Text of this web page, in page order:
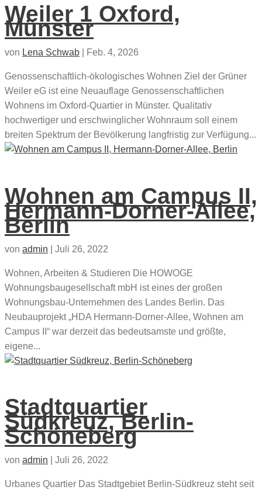
Weiler 1 Oxford,
Münster
von Lena Schwab Feb. 4, 2026
Genossenschaftlich-ökologisches Wohnen Ziel der Grüner
Weiler eG ist eine Neuauflage Genossenschaftlichen
Wohnens im Oxford-Quartier in Münster. Qualitativ
hochwertiger und erschwinglicher Wohnraum soll einem
breiten Spektrum der Bevölkerung langfristig zur Verfügung...
Wohnen am Campus II,
Hermann-Dorner-Allee,
Berlin
von admin Juli 26, 2022
Wohnen, Arbeiten & Studieren Die HOWOGE
Wohnungsbaugesellschaft mbH ist eines der großen
Wohnungsbau-Unternehmen des Landes Berlin. Das
Neubauprojekt „HDA Hermann-Dorner-Allee, Wohnen am
Campus II“ war derzeit das bedeutsamste und größte,
eigene...
Stadtquartier
Südkreuz, Berlin-
Schöneberg
von admin Juli 26, 2022
Urbanes Quartier Das Stadtgebiet Berlin-Südkreuz steht seit